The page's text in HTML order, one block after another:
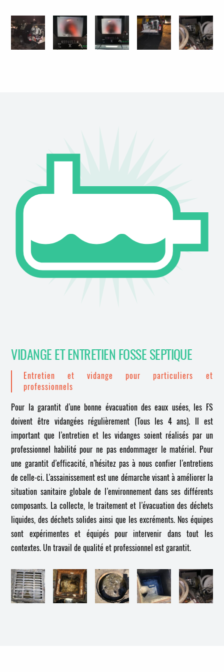
VIDANGE ET ENTRETIEN FOSSE SEPTIQUE
Entretien et vidange pour particuliers et
professionnels
Pour la garantit d’une bonne évacuation des eaux usées, les FS
doivent être vidangées régulièrement (Tous les 4 ans). Il est
important que l’entretien et les vidanges soient réalisés par un
professionnel habilité pour ne pas endommager le matériel. Pour
une garantit d’efficacité, n’hésitez pas à nous confier l’entretiens
de celle-ci. L’assainissement est une démarche visant à améliorer la
situation sanitaire globale de l’environnement dans ses différents
composants. La collecte, le traitement et l’évacuation des déchets
liquides, des déchets solides ainsi que les excréments. Nos équipes
sont expérimentes et équipés pour intervenir dans tout les
contextes. Un travail de qualité et professionnel est garantit.